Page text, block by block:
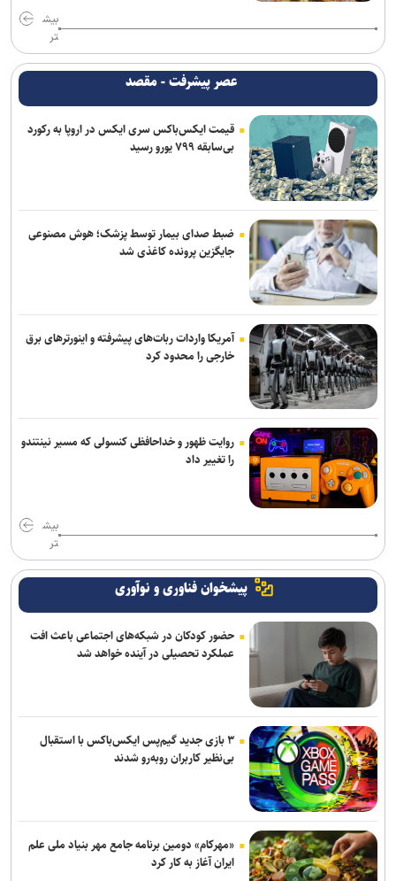
بیش
تر
عصر پیشرفت - مقصد
قیمت ایکس‌باکس سری ایکس در اروپا به رکورد
بی‌سابقه ۷۹۹ یورو رسید
ضبط صدای بیمار توسط پزشک؛ هوش مصنوعی
جایگزین پرونده کاغذی شد
آمریکا واردات ربات‌های پیشرفته و اینورترهای برق
خارجی را محدود کرد
روایت ظهور و خداحافظی کنسولی که مسیر نینتندو
را تغییر داد
بیش
تر
پیشخوان فناوری و نوآوری
حضور کودکان در شبکه‌های اجتماعی باعث افت
عملکرد تحصیلی در آینده خواهد شد
۳ بازی جدید گیم‌پس ایکس‌باکس با استقبال
بی‌نظیر کاربران روبه‌رو شدند
«مهرکام» دومین برنامه جامع مهر بنیاد ملی علم
ایران آغاز به کار کرد